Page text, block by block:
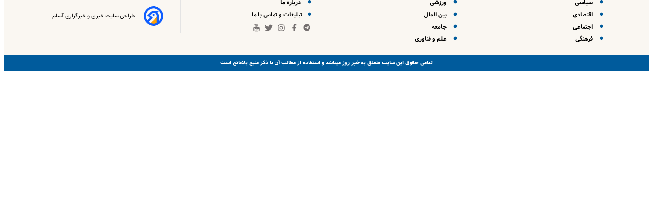
سیاسی
اقتصادی
اجتماعی
فرهنگی
ورزشی
بین الملل
جامعه
علم و فناوری
درباره ما
تبلیغات و تماس با ما
طراحی سایت خبری و خبرگزاری آسام
تمامی حقوق این سایت متعلق بهخبر روزمیباشد و استفاده از مطالب آن با ذکر منبع بلامانع است